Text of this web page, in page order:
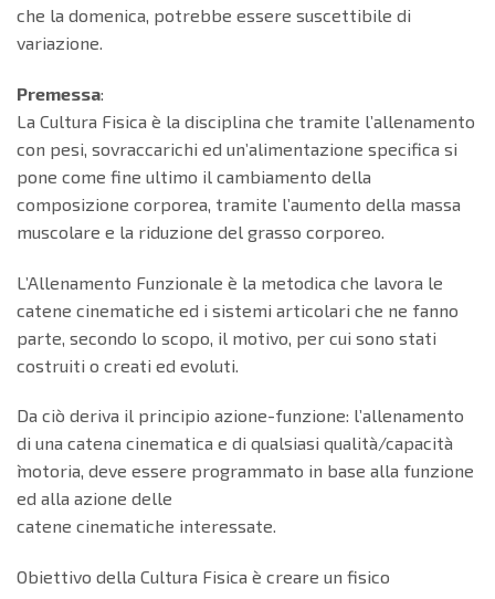
che la domenica, potrebbe essere suscettibile di
variazione.
Premessa:
La Cultura Fisica è la disciplina che tramite l’allenamento
con pesi, sovraccarichi ed un’alimentazione specifica si
pone come fine ultimo il cambiamento della
composizione corporea, tramite l’aumento della massa
muscolare e la riduzione del grasso corporeo.
L’Allenamento Funzionale è la metodica che lavora le
catene cinematiche ed i sistemi articolari che ne fanno
parte, secondo lo scopo, il motivo, per cui sono stati
costruiti o creati ed evoluti.
Da ciò deriva il principio azione-funzione: l’allenamento
di una catena cinematica e di qualsiasi qualità/capacità
̀motoria, deve essere programmato in base alla funzione
ed alla azione delle
catene cinematiche interessate.
Obiettivo della Cultura Fisica è creare un fisico